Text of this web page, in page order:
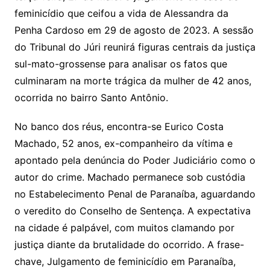
feminicídio que ceifou a vida de Alessandra da
Penha Cardoso em 29 de agosto de 2023. A sessão
do Tribunal do Júri reunirá figuras centrais da justiça
sul-mato-grossense para analisar os fatos que
culminaram na morte trágica da mulher de 42 anos,
ocorrida no bairro Santo Antônio.
No banco dos réus, encontra-se Eurico Costa
Machado, 52 anos, ex-companheiro da vítima e
apontado pela denúncia do Poder Judiciário como o
autor do crime. Machado permanece sob custódia
no Estabelecimento Penal de Paranaíba, aguardando
o veredito do Conselho de Sentença. A expectativa
na cidade é palpável, com muitos clamando por
justiça diante da brutalidade do ocorrido. A frase-
chave, Julgamento de feminicídio em Paranaíba,